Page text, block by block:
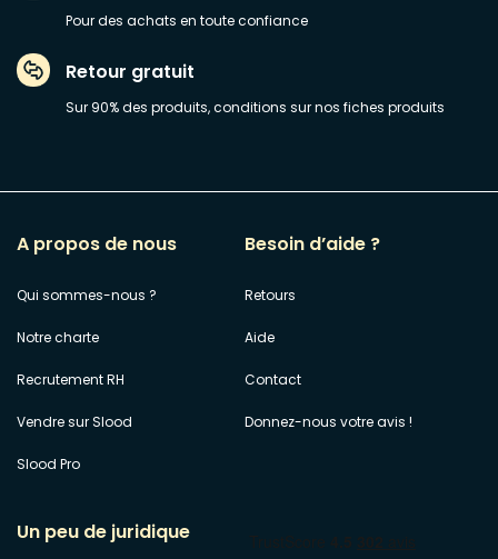
Pour des achats en toute confiance
Retour gratuit
Sur 90% des produits, conditions sur nos fiches produits
A propos de nous
Qui sommes-nous ?
Notre charte
Recrutement RH
Vendre sur Slood
Slood Pro
Besoin d’aide ?
Retours
Aide
Contact
Donnez-nous votre avis !
Un peu de juridique